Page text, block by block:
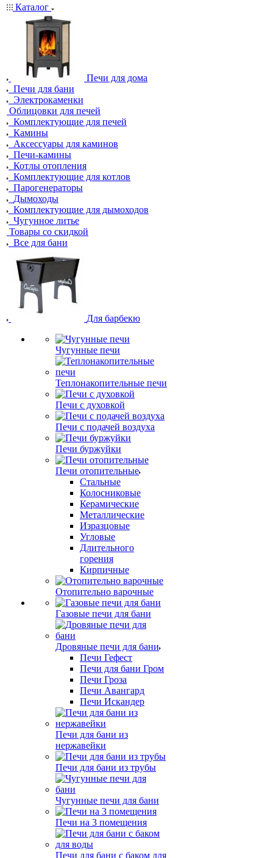
Каталог
Печи для дома
Печи для бани
Электрокаменки
Облицовки для печей
Комплектующие для печей
Камины
Аксессуары для каминов
Печи-камины
Котлы отопления
Комплектующие для котлов
Парогенераторы
Дымоходы
Комплектующие для дымоходов
Чугунное литье
Товары со скидкой
Все для бани
Для барбекю
Чугунные печи
Теплонакопительные печи
Печи с духовкой
Печи с подачей воздуха
Печи буржуйки
Печи отопительные
Стальные
Колосниковые
Керамические
Металлические
Изразцовые
Угловые
Длительного
горения
Кирпичные
Отопительно варочные
Газовые печи для бани
Дровяные печи для бани
Печи Гефест
Печи для бани Гром
Печи Гроза
Печи Авангард
Печи Искандер
Печи для бани из
нержавейки
Печи для бани из трубы
Чугунные печи для бани
Печи на 3 помещения
Печи для бани с баком для